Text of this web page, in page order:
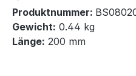
Produktnummer:
Gewicht: 0.44 kg
Länge: 200 mm